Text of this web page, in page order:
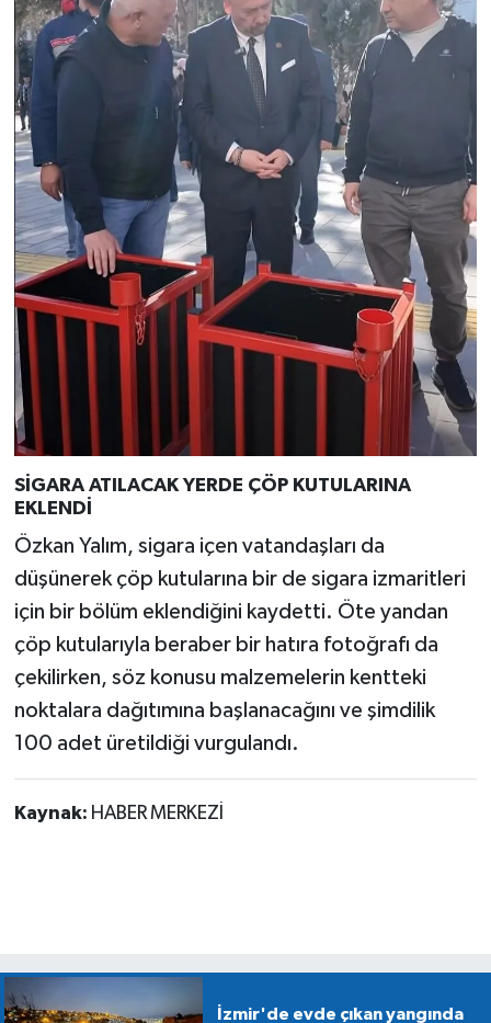
SİGARA ATILACAK YERDE ÇÖP KUTULARINA
EKLENDİ
Özkan Yalım, sigara içen vatandaşları da
düşünerek çöp kutularına bir de sigara izmaritleri
için bir bölüm eklendiğini kaydetti. Öte yandan
çöp kutularıyla beraber bir hatıra fotoğrafı da
çekilirken, söz konusu malzemelerin kentteki
noktalara dağıtımına başlanacağını ve şimdilik
100 adet üretildiği vurgulandı.
Kaynak: HABER MERKEZİ
İzmir'de evde çıkan yangında